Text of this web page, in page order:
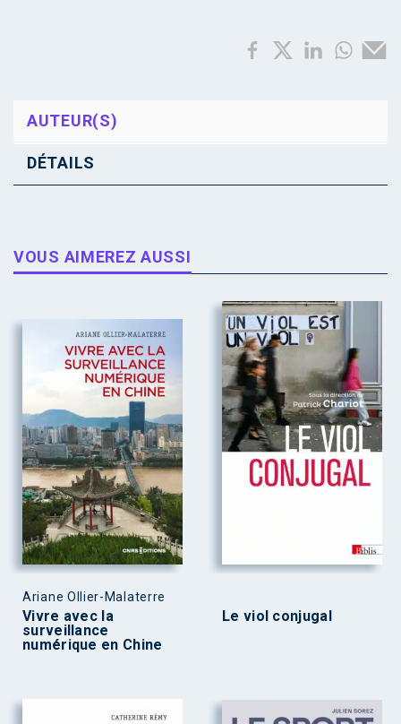
AUTEUR(S)
DÉTAILS
VOUS AIMEREZ AUSSI
Ariane Ollier-Malaterre
Vivre avec la
surveillance
numérique en Chine
Le viol conjugal